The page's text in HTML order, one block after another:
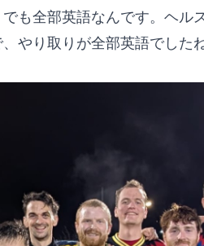
も全部英語なんです。ヘル
やり取りが全部英語でしたね